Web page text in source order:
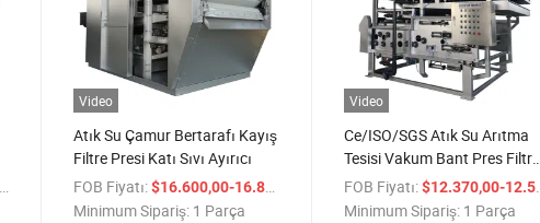
Video
Atık Su Çamur Bertarafı Kayış
Filtre Presi Katı Sıvı Ayırıcı
FOB Fiyatı: $16.600,00-16.800,00
/ Parça
Minimum Sipariş: 1 Parça
Video
Ce/ISO/SGS Atık Su Arıtma
Tesisi Vakum Bant Pres Filtre
Çamur Sıkıştırma Makinesi
FOB Fiyatı: $12.370,00-12.570,00
Minimum Sipariş: 1 Parça